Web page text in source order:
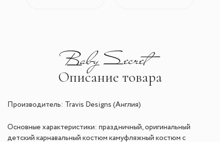
Описание товара
Производитель: Travis Designs (Англия)
Основные характеристики: праздничный, оригинальный
детский карнавальный костюм камуфляжный костюм с